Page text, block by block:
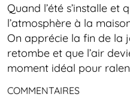
Quand l’été s’installe et
l’atmosphère à la
On apprécie la fin de la
retombe et que l’air
moment idéal pour
COMMENTAIRES